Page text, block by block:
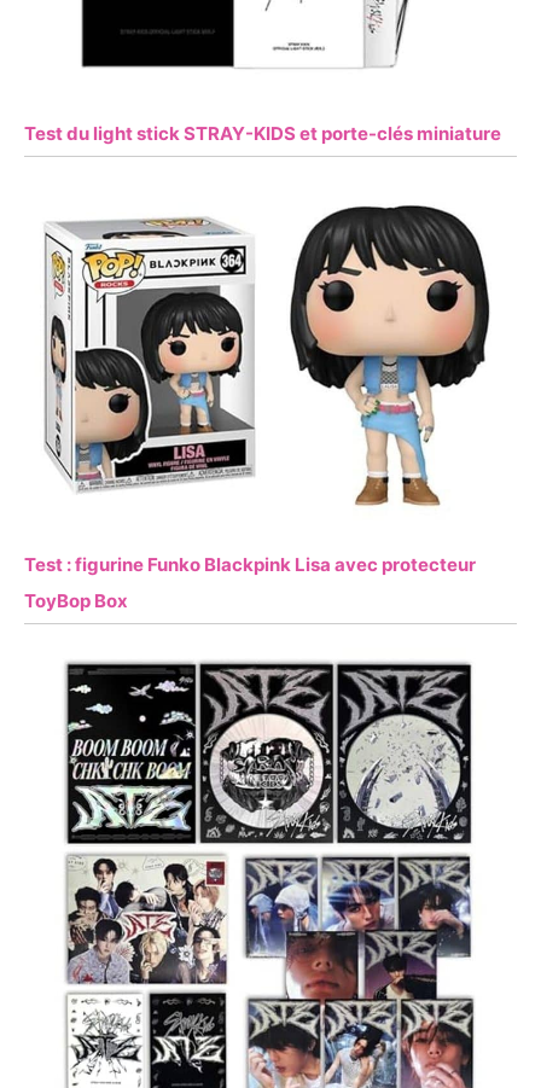
Test du light stick STRAY-KIDS et porte-clés miniature
Test : figurine Funko Blackpink Lisa avec protecteur
ToyBop Box